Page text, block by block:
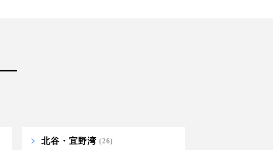
北谷・宜野湾 (26)